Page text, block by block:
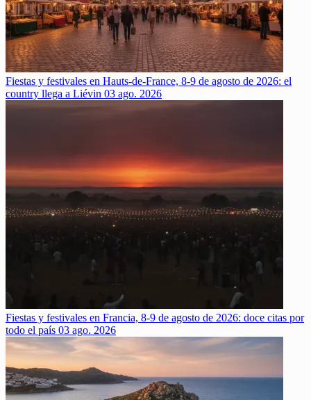
Fiestas y festivales en Hauts-de-France, 8-9 de agosto de 2026: el
country llega a Liévin 03 ago. 2026
Fiestas y festivales en Francia, 8-9 de agosto de 2026: doce citas por
todo el país 03 ago. 2026